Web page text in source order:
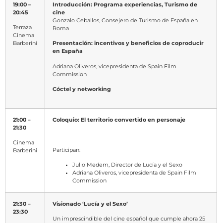
19:00 –
20:45
Terraza
Cinema
Barberini
Introducción: Programa experiencias, Turismo de
cine
Gonzalo Ceballos, Consejero de Turismo de España en
Roma
Presentación: incentivos y beneficios de coproducir
en España
Adriana Oliveros, vicepresidenta de Spain Film
Commission
Cóctel y networking
21:00 –
21:30
Cinema
Barberini
Coloquio: El territorio convertido en personaje
Participan:
Julio Medem, Director de Lucía y el Sexo
Adriana Oliveros, vicepresidenta de Spain Film
Commission
21:30 –
23:30
Visionado ‘Lucía y el Sexo’
Un imprescindible del cine español que cumple ahora 25